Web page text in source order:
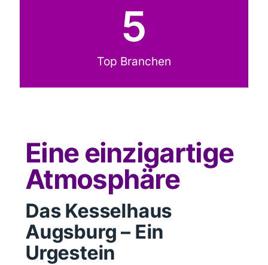
Top Branchen
5
Eine einzigartige
Atmosphäre
Das Kesselhaus
Augsburg – Ein
Urgestein